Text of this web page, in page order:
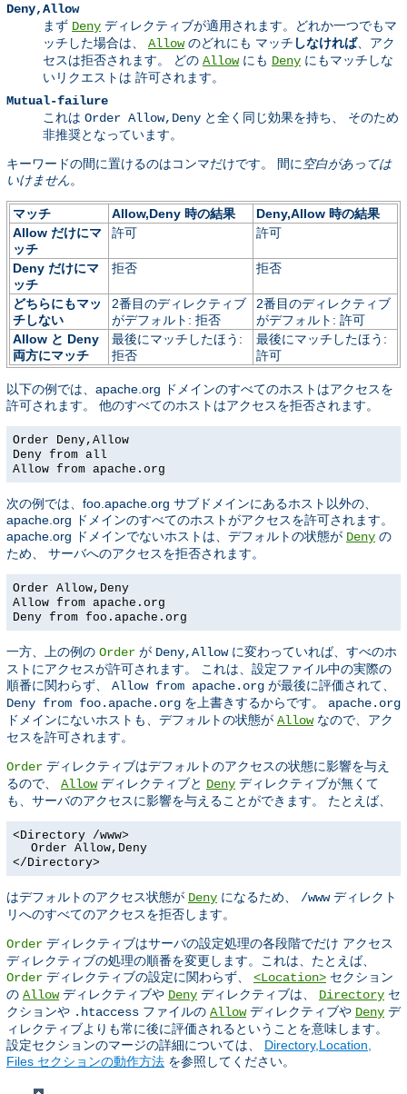
Deny,Allow
まず Deny ディレクティブが適用されます。どれか一つでもマ
ッチした場合は、 Allowのどれにも マッチ しなければ、アク
セスは拒否されます。 どの Allowにも Deny にもマッチしな
いリクエストは 許可されます。
Mutual-failure
これは Order Allow,Deny と全く同じ効果を持ち、 そのため
非推奨となっています。
キーワードの間に置けるのはコンマだけです。 間に 空白があっては
いけません。
マッチ Allow,Deny 時の結果
Deny,Allow 時の結果
Allow だけにマ
ッチ
許可 許可
Deny だけにマ
ッチ
拒否 拒否
どちらにもマッ
チしない
2番目のディレクティブ
がデフォルト: 拒否
2番目のディレクティブ
がデフォルト: 許可
Allow と Deny
両方にマッチ
最後にマッチしたほう:
拒否
最後にマッチしたほう:
許可
以下の例では、apache.org ドメインのすべてのホストはアクセスを
許可されます。 他のすべてのホストはアクセスを拒否されます。
Order Deny,Allow
Deny from all
Allow from apache.org
次の例では、foo.apache.org サブドメインにあるホスト以外の、
apache.org ドメインのすべてのホストがアクセスを許可されます。
apache.org ドメインでないホストは、デフォルトの状態が Deny の
ため、 サーバへのアクセスを拒否されます。
Order Allow,Deny
Allow from apache.org
Deny from foo.apache.org
一方、上の例の Order が Deny,Allowに変わっていれば、すべのホ
ストにアクセスが許可されます。 これは、設定ファイル中の実際の
順番に関わらず、 Allow from apache.org が最後に評価されて、
Deny from foo.apache.org を上書きするからです。 apache.org
ドメインにないホストも、デフォルトの状態が Allowなので、アク
セスを許可されます。
Order ディレクティブはデフォルトのアクセスの状態に影響を与え
るので、 Allowディレクティブと Deny ディレクティブが無くて
も、サーバのアクセスに影響を与えることができます。 たとえば、
<Directory /www>
Order Allow,Deny
</Directory>
はデフォルトのアクセス状態が Deny になるため、 /wwwディレクト
リへのすべてのアクセスを拒否します。
Order ディレクティブはサーバの設定処理の各段階でだけ アクセス
ディレクティブの処理の順番を変更します。これは、たとえば、
Order ディレクティブの設定に関わらず、 <Location> セクション
の Allowディレクティブや Deny ディレクティブは、 Directory セ
クションや .htaccess ファイルの Allowディレクティブや Deny デ
ィレクティブよりも常に後に評価されるということを意味します。
設定セクションのマージの詳細については、 Directory,Location,
Files セクションの動作方法 を参照してください。